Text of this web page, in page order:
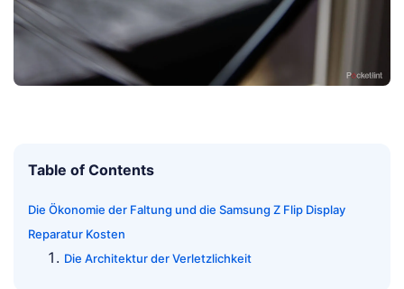
Table of Contents
Die Ökonomie der Faltung und die Samsung Z Flip Display
Reparatur Kosten
Die Architektur der Verletzlichkeit